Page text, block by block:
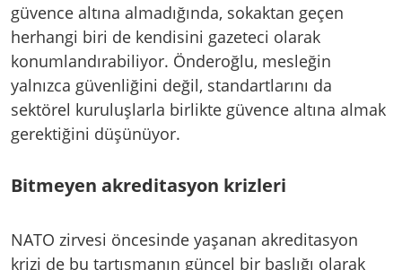
güvence altına almadığında, sokaktan geçen
herhangi biri de kendisini gazeteci olarak
konumlandırabiliyor. Önderoğlu, mesleğin
yalnızca güvenliğini değil, standartlarını da
sektörel kuruluşlarla birlikte güvence altına almak
gerektiğini düşünüyor.
Bitmeyen akreditasyon krizleri
NATO zirvesi öncesinde yaşanan akreditasyon
krizi de bu tartışmanın güncel bir başlığı olarak